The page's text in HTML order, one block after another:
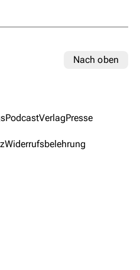
Nach oben
PodcastVerlagPresse
Widerrufsbelehrung